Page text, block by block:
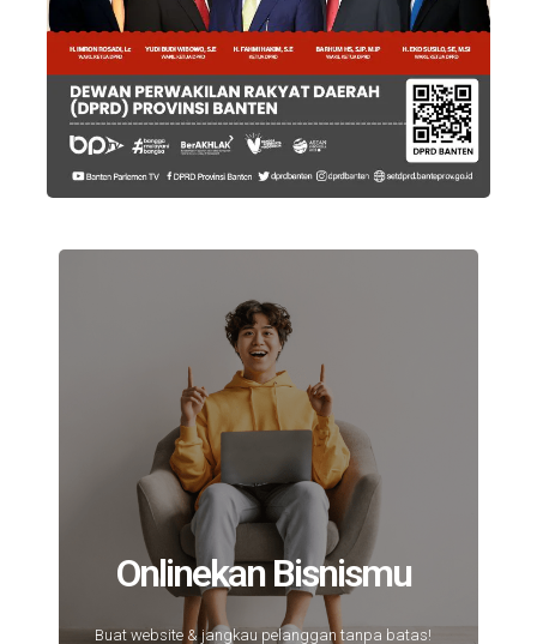
Onlinekan Bisnismu
Buat website & jangkau pelanggan tanpa batas!